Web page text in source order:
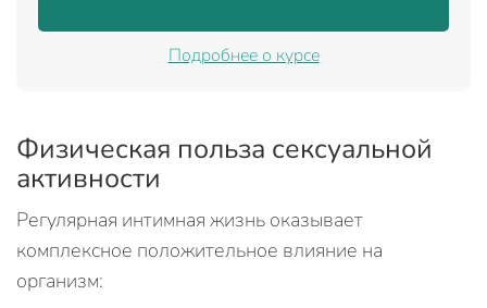
Подробнее о курсе
Физическая польза сексуальной
активности
Регулярная интимная жизнь оказывает
комплексное положительное влияние на
организм: